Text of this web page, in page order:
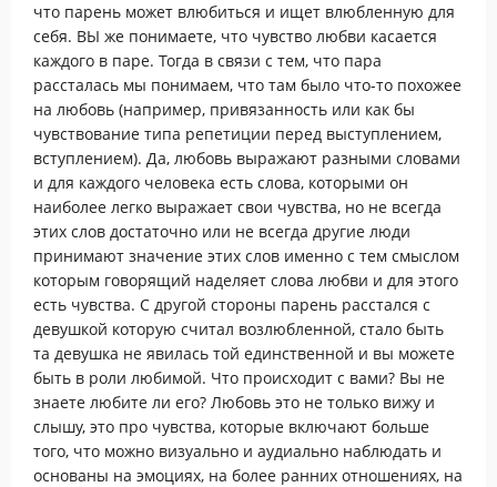
что парень может влюбиться и ищет влюбленную для
себя. ВЫ же понимаете, что чувство любви касается
каждого в паре. Тогда в связи с тем, что пара
рассталась мы понимаем, что там было что-то похожее
на любовь (например, привязанность или как бы
чувствование типа репетиции перед выступлением,
вступлением). Да, любовь выражают разными словами
и для каждого человека есть слова, которыми он
наиболее легко выражает свои чувства, но не всегда
этих слов достаточно или не всегда другие люди
принимают значение этих слов именно с тем смыслом
которым говорящий наделяет слова любви и для этого
есть чувства. С другой стороны парень расстался с
девушкой которую считал возлюбленной, стало быть
та девушка не явилась той единственной и вы можете
быть в роли любимой. Что происходит с вами? Вы не
знаете любите ли его? Любовь это не только вижу и
слышу, это про чувства, которые включают больше
того, что можно визуально и аудиально наблюдать и
основаны на эмоциях, на более ранних отношениях, на